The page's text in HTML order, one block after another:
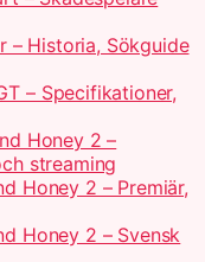
– Historia, Sökguide
– Specifikationer,
Honey 2 –
streaming
Honey 2 – Premiär,
Honey 2 – Svensk